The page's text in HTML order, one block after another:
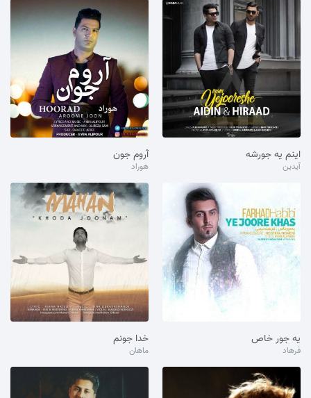
اینم یه جورشه
آیدین
آروم جون
هوراد
یه جور خاص
فرهاد
خدا جونم
ماهان